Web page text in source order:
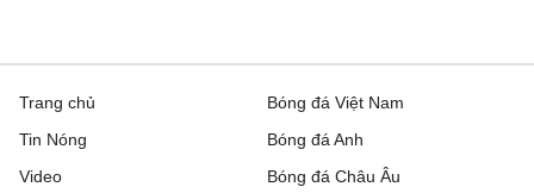
Trang chủ
Tin Nóng
Video
Bóng đá Việt Nam
Bóng đá Anh
Bóng đá Châu Âu